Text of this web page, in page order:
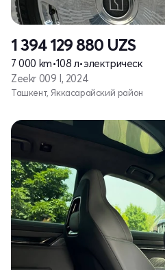
1 394 129 880 UZS
7 000 km•108 л•электрическ
Zeekr 009 I, 2024
Ташкент, Яккасарайский район